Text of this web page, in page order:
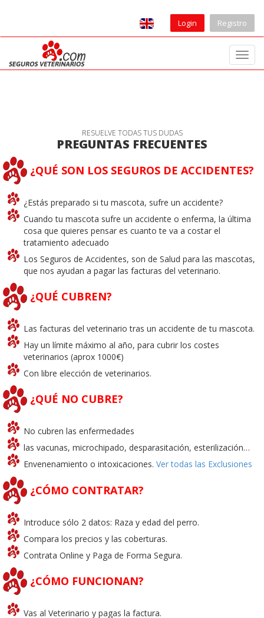
Login Registro
T
o
g
o
RESUELVE TODAS TUS DUDAS
PREGUNTAS FRECUENTES
¿QUÉ SON LOS SEGUROS DE ACCIDENTES?
¿Estás preparado si tu mascota, sufre un accidente?
Cuando tu mascota sufre un accidente o enferma, la última
cosa que quieres pensar es cuanto te va a costar el
tratamiento adecuado
Los Seguros de Accidentes, son de Salud para las mascotas,
que nos ayudan a pagar las facturas del veterinario.
¿QUÉ CUBREN?
Las facturas del veterinario tras un accidente de tu mascota.
Hay un límite máximo al año, para cubrir los costes
veterinarios (aprox 1000€)
Con libre elección de veterinarios.
¿QUÉ NO CUBRE?
No cubren las enfermedades
las vacunas, microchipado, desparasitación, esterilización…
Envenenamiento o intoxicaciones. Ver todas las Exclusiones
¿CÓMO CONTRATAR?
Introduce sólo 2 datos: Raza y edad del perro.
Compara los precios y las coberturas.
Contrata Online y Paga de Forma Segura.
¿CÓMO FUNCIONAN?
Vas al Veterinario y pagas la factura.